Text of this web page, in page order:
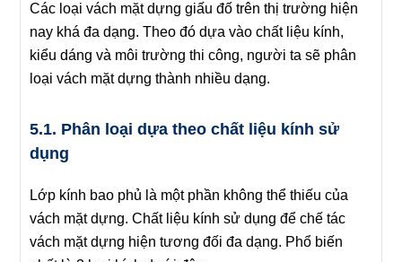
Các loại vách mặt dựng giấu đố trên thị trường hiện
nay khá đa dạng. Theo đó dựa vào chất liệu kính,
kiểu dáng và môi trường thi công, người ta sẽ phân
loại vách mặt dựng thành nhiều dạng.
5.1. Phân loại dựa theo chất liệu kính sử
dụng
Lớp kính bao phủ là một phần không thể thiếu của
vách mặt dựng. Chất liệu kính sử dụng để chế tác
vách mặt dựng hiện tương đối đa dạng. Phổ biến